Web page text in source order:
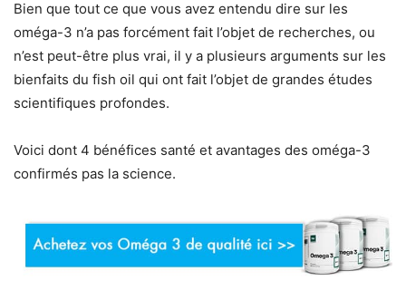
Bien que tout ce que vous avez entendu dire sur les
oméga-3 n’a pas forcément fait l’objet de recherches, ou
n’est peut-être plus vrai, il y a plusieurs arguments sur les
bienfaits du fish oil qui ont fait l’objet de grandes études
scientifiques profondes.
Voici dont 4 bénéfices santé et avantages des oméga-3
confirmés pas la science.